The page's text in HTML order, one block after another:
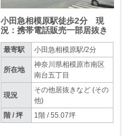
小田急相模原駅徒歩2分 現
況：携帯電話販売一部居抜き
最寄駅 小田急相模原駅/2分
所在地
神奈川県相模原市南区
南台五丁目
現況
その他居抜きなど (その
他)
階 / 坪
1階 / 55.07坪